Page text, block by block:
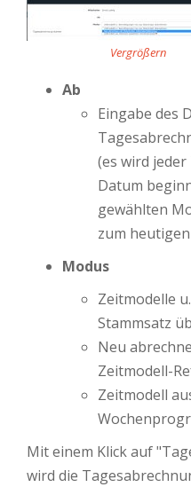
Vergrößern
Ab
Eingabe des
(es wird
Datum
gewählten
zum
Modus
Zeitmodelle
Stammsatz
Neu
Zeitmodell-
Zeitmodell
Mit einem Klick auf
wird die